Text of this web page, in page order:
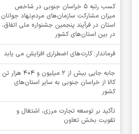
کسب رتبه ۵ خراسان جنوبی در شاخص
میزان مشارکت سازمان‌های مردم‌نهاد جوانان
استان در فرآیند پنجمین جشنواره ملی اتفاق،
در بین استان‌های کشور
فرماندار: کارت‌های اضطراری افزایش می یابد
جابه جایی بیش از 2 میلیون و 404 هزار تن
کالا از خراسان جنوبی به سایر استان‌های
کشور
تأکید بر توسعه تجارت مرزی، اشتغال و
تقویت بخش تعاون